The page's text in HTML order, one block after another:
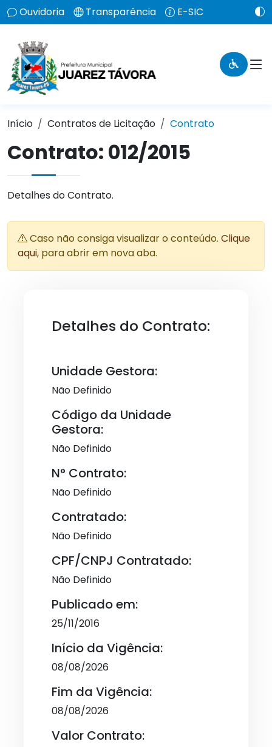
Ouvidoria Transparência E-SIC
Início Contratos de Licitação Contrato
Contrato: 012/2015
Detalhes do Contrato.
Caso não consiga visualizar o conteúdo. Clique
aqui, para abrir em nova aba.
Detalhes do Contrato:
Unidade Gestora:
Não Definido
Código da Unidade
Gestora:
Não Definido
N° Contrato:
Não Definido
Contratado:
Não Definido
CPF/CNPJ Contratado:
Não Definido
Publicado em:
25/11/2016
Início da Vigência:
08/08/2026
Fim da Vigência:
08/08/2026
Valor Contrato: